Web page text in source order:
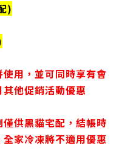
)
用，並可同時享有會
他促銷活動優惠
供黑貓宅配，結帳時
家冷凍將不適用優惠